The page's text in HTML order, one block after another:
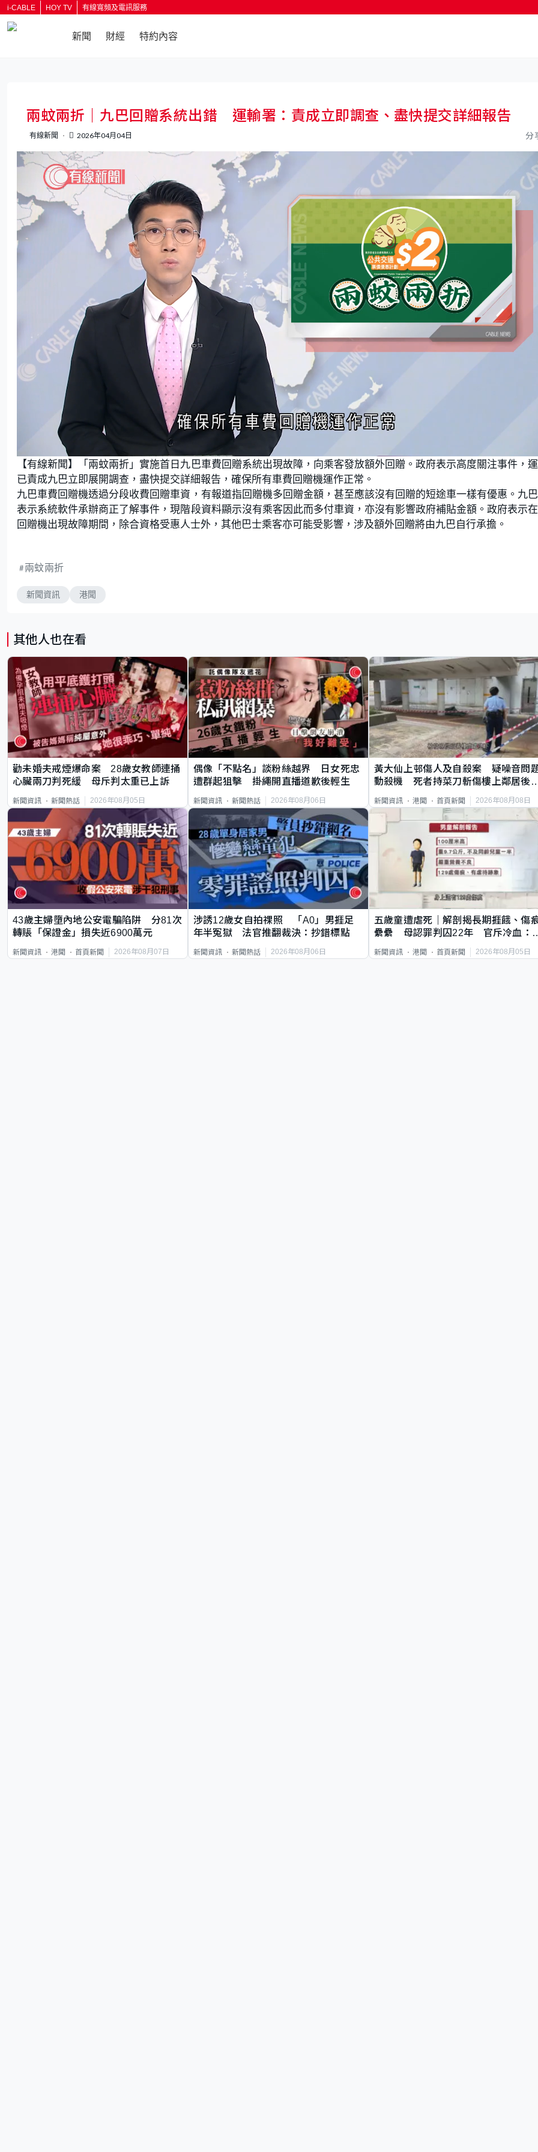
i-CABLE HOY TV 有線寬頻及電訊服務
新聞 財經 特約內容
兩蚊兩折｜九巴回贈系統出錯 運輸署：責成立即調查、盡快提交詳細報告
有線新聞 2026年04月04日 分
n
m
u
e
o
a
d
e
d
:
5
6
.
9
0
【有線新聞】「兩蚊兩折」實施首日九巴車費回贈系統出現故障，向乘客發放額外回贈。政府表示高度關注事件，
已責成九巴立即展開調查，盡快提交詳細報告，確保所有車費回贈機運作正常。
九巴車費回贈機透過分段收費回贈車資，有報道指回贈機多回贈金額，甚至應該沒有回贈的短途車一樣有優惠。九
表示系統軟件承辦商正了解事件，現階段資料顯示沒有乘客因此而多付車資，亦沒有影響政府補貼金額。政府表示
回贈機出現故障期間，除合資格受惠人士外，其他巴士乘客亦可能受影響，涉及額外回贈將由九巴自行承擔。
兩蚊兩折
新聞資訊 港聞
其他人也在看
勸未婚夫戒煙爆命案 28歲女教師連捅
心臟兩刀判死緩 母斥判太重已上訴
新聞資訊 新聞熱話 2026年08月05日
偶像「不點名」談粉絲越界 日女死忠
遭群起狙擊 掛繩開直播道歉後輕生
新聞資訊 新聞熱話 2026年08月06日
黃大仙上邨傷人及自殺案 疑噪音問
動殺機 死者持菜刀斬傷樓上鄰居後
新聞資訊 港聞 首頁新聞 2026年08月08日
43歲主婦墮內地公安電騙陷阱 分81次
轉賬「保證金」損失近6900萬元
新聞資訊 港聞 首頁新聞 2026年08月07日
涉誘12歲女自拍祼照 「A0」男捱足
年半冤獄 法官推翻裁決：抄錯標點
新聞資訊 新聞熱話 2026年08月06日
五歲童遭虐死｜解剖揭長期捱餓、傷
纍纍 母認罪判囚22年 官斥冷血：
新聞資訊 港聞 首頁新聞 2026年08月05日